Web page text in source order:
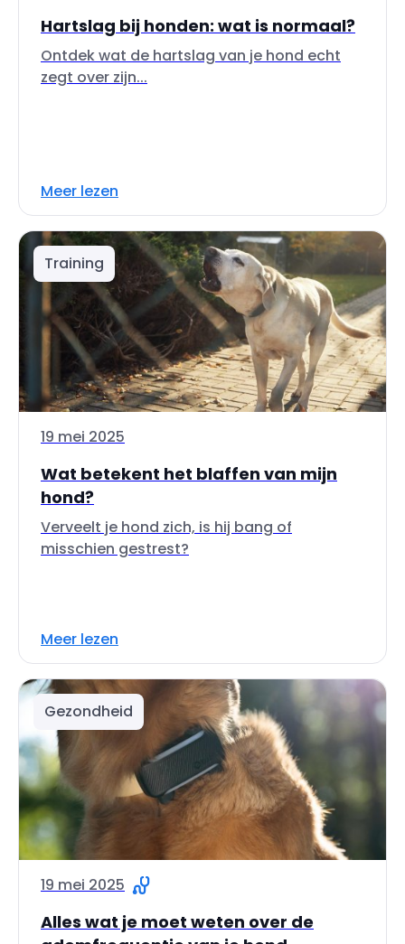
Hartslag bij honden: wat is normaal?
Ontdek wat de hartslag van je hond echt
zegt over zijn...
Meer lezen
Training
19 mei 2025
Wat betekent het blaffen van mijn
hond?
Verveelt je hond zich, is hij bang of
misschien gestrest?
Meer lezen
Gezondheid
19 mei 2025
Alles wat je moet weten over de